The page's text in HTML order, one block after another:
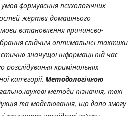
формування психологічних
жертви домашнього
встановлення причиново-
обрання слідчим оптимальної тактики
значущої інформації під час
розслідування кримінальних
категорії. Методологічною
методи пізнання, такі
та моделювання, що дало змогу